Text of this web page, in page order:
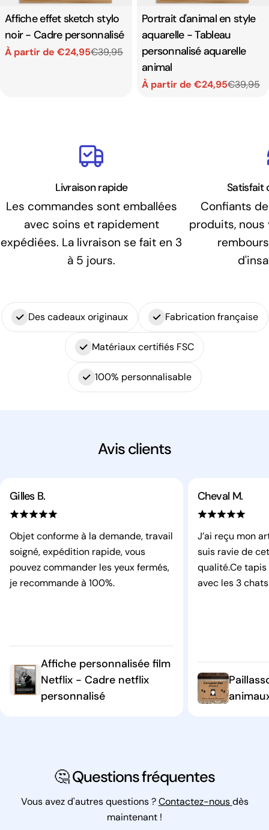
Affiche effet sketch stylo
noir - Cadre personnalisé
Prix
À partir de €24,95
Prix
€39,95
Portrait d'animal en style
aquarelle - Tableau
personnalisé aquarelle
animal
Prix
À partir de €24,95
Prix
€39,95
Livraison rapide
Les commandes sont emballées
avec soins et rapidement
expédiées. La livraison se fait en 3
à 5 jours.
Satisfait
Confiants
produits,
Des cadeaux originaux Fabrication française
Matériaux certifiés FSC
100% personnalisable
Avis clients
Gilles B.
Objet conforme à la demande, travail
soigné, expédition rapide, vous
pouvez commander les yeux fermés,
je recommande à 100%.
Affiche personnalisée film
Netflix - Cadre netflix
personnalisé
Cheval M.
J’ai reçu mon
suis ravie de
qualité.Ce
avec les 3
🤔 Questions fréquentes
Vous avez d'autres questions ?Contactez-nousdès
maintenant !